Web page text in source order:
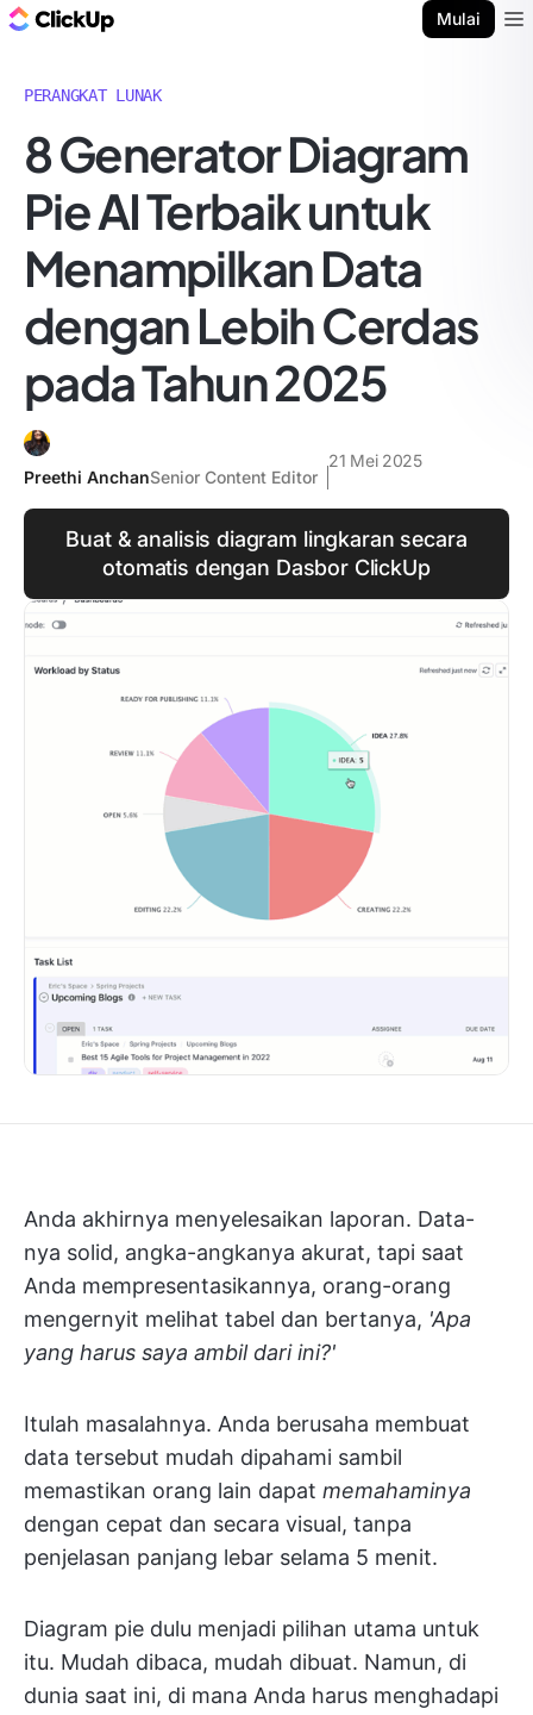
Mulai
PERANGKAT LUNAK
8 Generator Diagram
Pie AI Terbaik untuk
Menampilkan Data
dengan Lebih Cerdas
pada Tahun 2025
Preethi AnchanSenior Content Editor
21 Mei 2025
Buat & analisis diagram lingkaran secara
otomatis dengan Dasbor ClickUp
Anda akhirnya menyelesaikan laporan. Data-
nya solid, angka-angkanya akurat, tapi saat
Anda mempresentasikannya, orang-orang
mengernyit melihat tabel dan bertanya, 'Apa
yang harus saya ambil dari ini?'
Itulah masalahnya. Anda berusaha membuat
data tersebut mudah dipahami sambil
memastikan orang lain dapat memahaminya
dengan cepat dan secara visual, tanpa
penjelasan panjang lebar selama 5 menit.
Diagram pie dulu menjadi pilihan utama untuk
itu. Mudah dibaca, mudah dibuat. Namun, di
dunia saat ini, di mana Anda harus menghadapi